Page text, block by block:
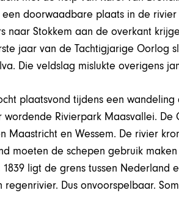
doorwaadbare plaats in de rivier
naar Stokkem aan de overkant
jaar van de Tachtigjarige Oorlog
Die veldslag mislukte overigens
plaatsvond tijdens een
Rivierpark Maasvallei. De
Maastricht en Wessem. De rivier
moeten de schepen gebruik
ligt de grens tussen Nederland
Dus onvoorspelbaar.